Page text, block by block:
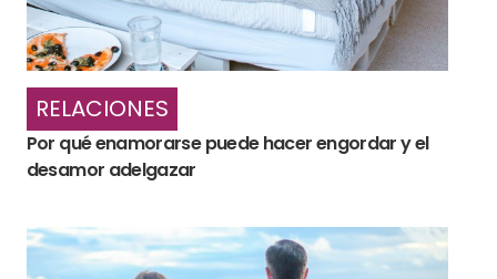
RELACIONES
Por qué enamorarse puede hacer engordar y el
desamor adelgazar